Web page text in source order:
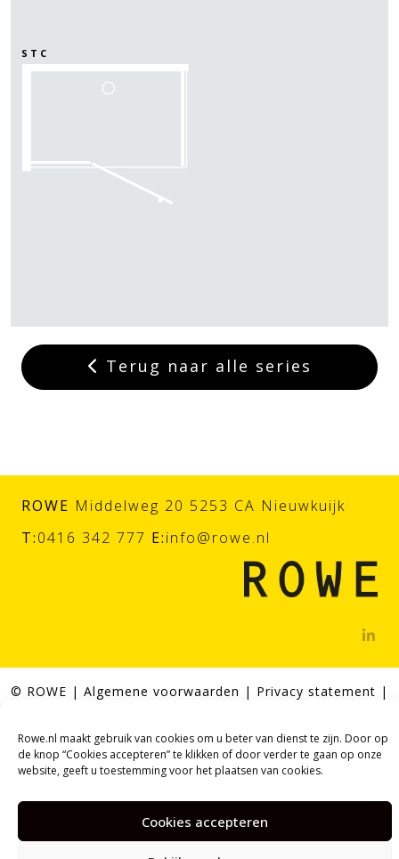
Rowe.nl maakt gebruik van cookies om u beter van dienst te zijn. Door op
de knop “Cookies accepteren” te klikken of door verder te gaan op onze
website, geeft u toestemming voor het plaatsen van cookies.
Cookies accepteren
STC
Terug naar alle series
ROWE Middelweg 20 5253 CA Nieuwkuijk
T:0416 342 777 E:info@rowe.nl
© ROWE | Algemene voorwaarden | Privacy statement |
Webdesign doorTundra digital branding &
marketing bureau